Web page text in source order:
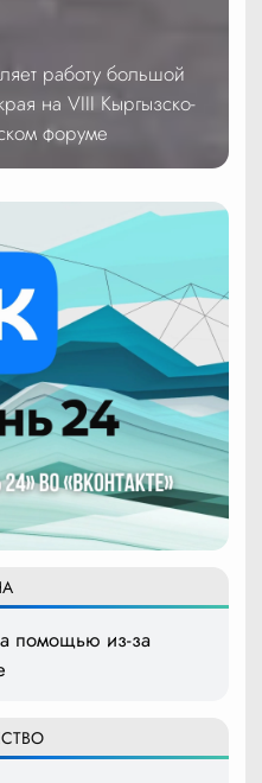
работу большой
на VIII Кыргызско-
форуме
помощью из-за